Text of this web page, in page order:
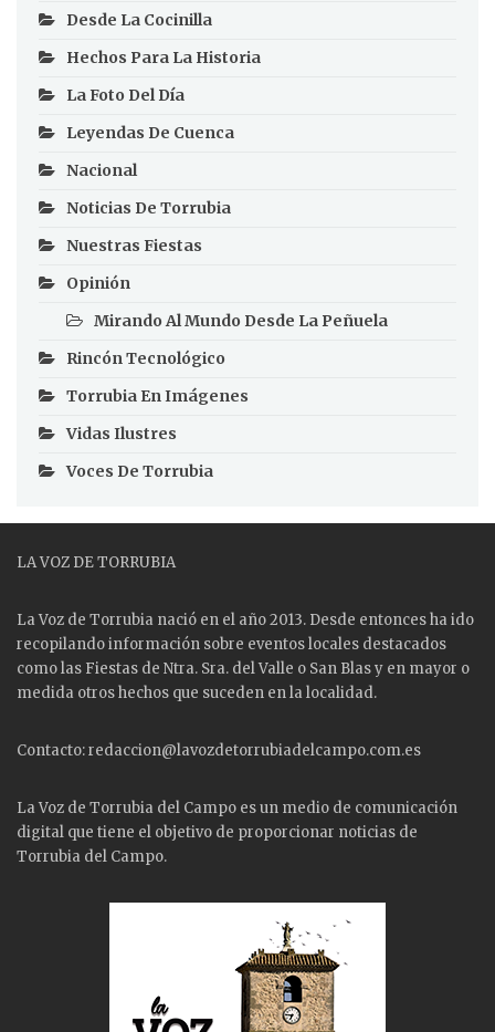
Desde La Cocinilla
Hechos Para La Historia
La Foto Del Día
Leyendas De Cuenca
Nacional
Noticias De Torrubia
Nuestras Fiestas
Opinión
Mirando Al Mundo Desde La Peñuela
Rincón Tecnológico
Torrubia En Imágenes
Vidas Ilustres
Voces De Torrubia
LA VOZ DE TORRUBIA
La Voz de Torrubia nació en el año 2013. Desde entonces ha ido
recopilando información sobre eventos locales destacados
como las Fiestas de Ntra. Sra. del Valle o San Blas y en mayor o
medida otros hechos que suceden en la localidad.
Contacto: redaccion@lavozdetorrubiadelcampo.com.es
La Voz de Torrubia del Campo es un medio de comunicación
digital que tiene el objetivo de proporcionar noticias de
Torrubia del Campo.